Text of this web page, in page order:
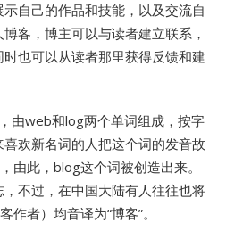
自己的作品和技能，以及交流自
客，博主可以与读者建立联系，
也可以从读者那里获得反馈和建
由web和log两个单词组成，按字
欢新名词的人把这个词的发音故
由此，blog这个词被创造出来。
不过，在中国大陆有人往往也将
者）均音译为“博客”。